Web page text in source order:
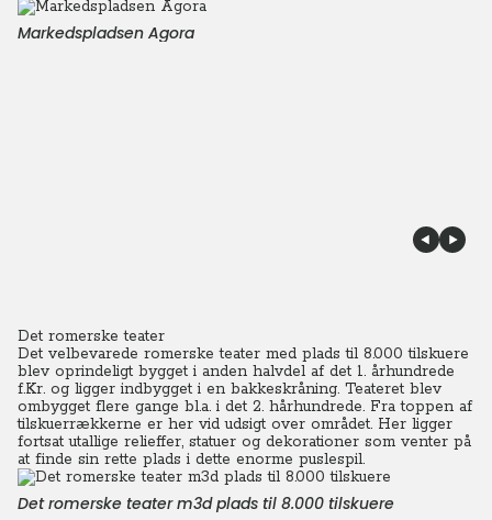
Markedspladsen Agora
Det romerske teater
Det velbevarede romerske teater med plads til 8.000 tilskuere
blev oprindeligt bygget i anden halvdel af det 1. århundrede
f.Kr. og ligger indbygget i en bakkeskråning. Teateret blev
ombygget flere gange bl.a. i det 2. hårhundrede. Fra toppen af
tilskuerrækkerne er her vid udsigt over området. Her ligger
fortsat utallige relieffer, statuer og dekorationer som venter på
at finde sin rette plads i dette enorme puslespil.
Det romerske teater m3d plads til 8.000 tilskuere